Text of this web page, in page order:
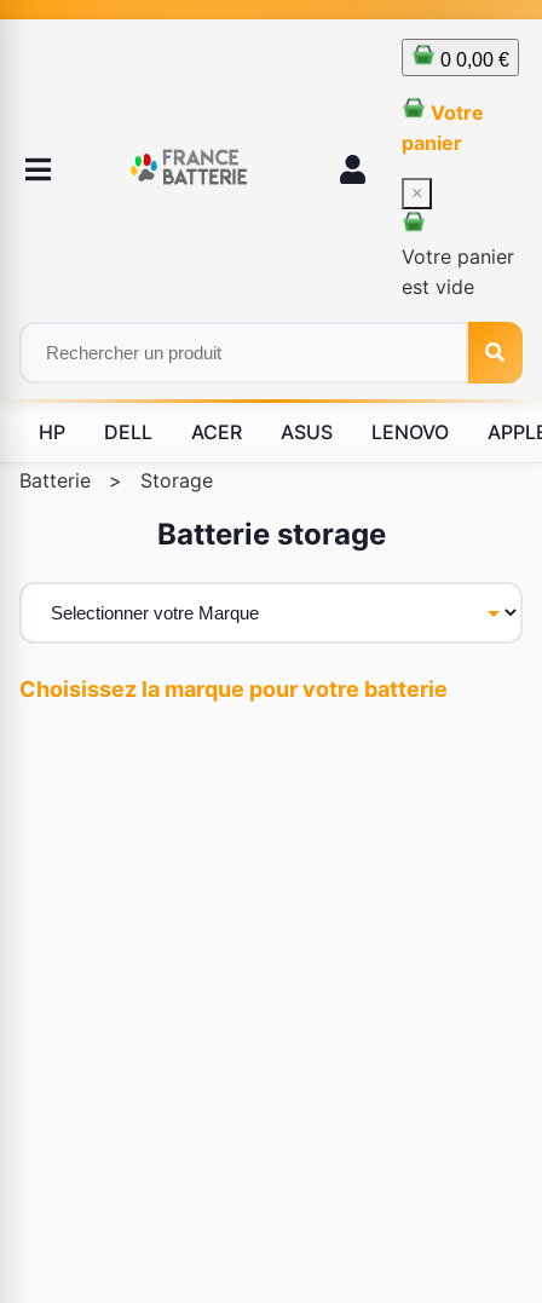
0 0,00 €
Votre
panier
×
Votre panier
est vide
HP DELL ACER ASUS LENOVO
Batterie > Storage
Batterie storage
Choisissez la marque pour votre batterie